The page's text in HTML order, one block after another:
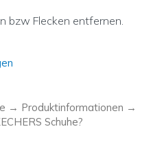
bzw Flecken entfernen.
→ Produktinformationen →
Schuhe?